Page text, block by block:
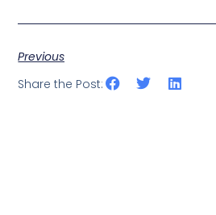
Previous
Share the Post: